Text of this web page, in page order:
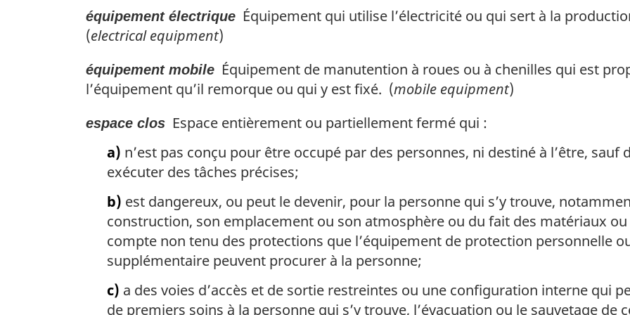
équipement électrique Équipement qui utilise l’électricité ou qui sert à la
(electrical equipment)
équipement mobile Équipement de manutention à roues ou à chenilles qui est
l’équipement qu’il remorque ou qui y est fixé. (mobile equipment)
espace clos Espace entièrement ou partiellement fermé qui :
a) n’est pas conçu pour être occupé par des personnes, ni destiné à l’être,
exécuter des tâches précises;
b) est dangereux, ou peut le devenir, pour la personne qui s’y trouve,
construction, son emplacement ou son atmosphère ou du fait des matériaux
compte non tenu des protections que l’équipement de protection personnelle
supplémentaire peuvent procurer à la personne;
c) a des voies d’accès et de sortie restreintes ou une configuration interne qui
de premiers soins à la personne qui s’y trouve, l’évacuation ou le sauvetage de